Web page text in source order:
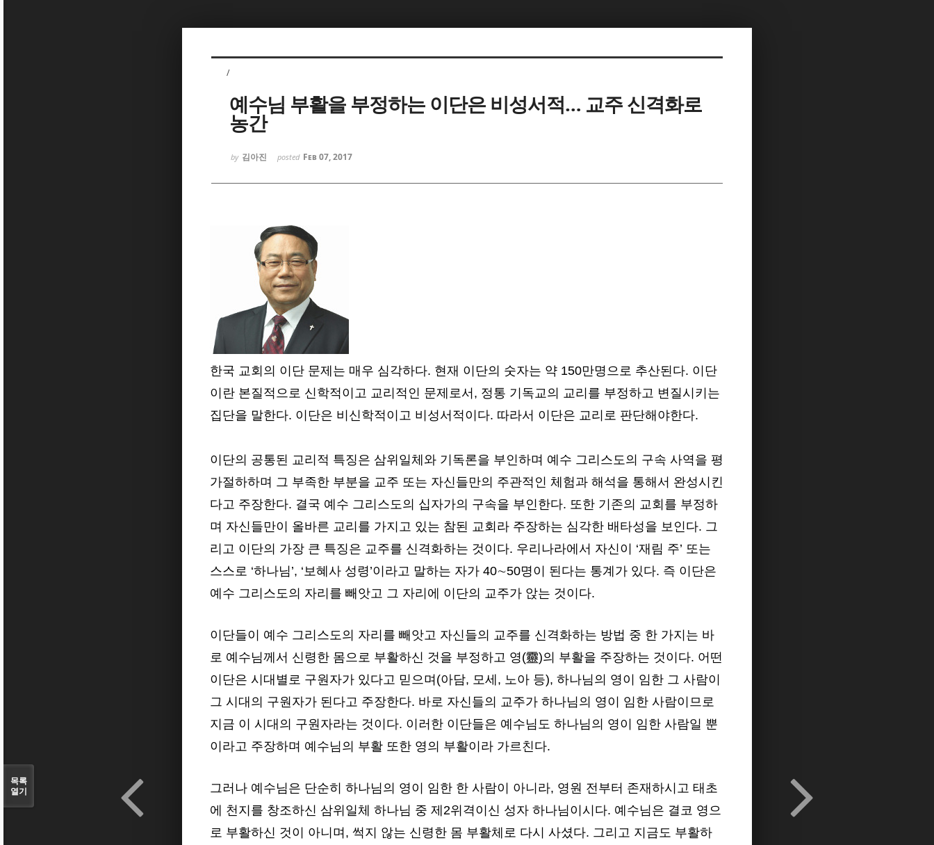
예수님 부활을 부정하는 이단은 비성서적… 교주 신격화로
농간
by 김아진 posted Feb 07, 2017
한국 교회의 이단 문제는 매우 심각하다. 현재 이단의 숫자는 약 150만명으로 추산된다. 이단
이란 본질적으로 신학적이고 교리적인 문제로서, 정통 기독교의 교리를 부정하고 변질시키는
집단을 말한다. 이단은 비신학적이고 비성서적이다. 따라서 이단은 교리로 판단해야한다.
이단의 공통된 교리적 특징은 삼위일체와 기독론을 부인하며 예수 그리스도의 구속 사역을 평
가절하하며 그 부족한 부분을 교주 또는 자신들만의 주관적인 체험과 해석을 통해서 완성시킨
다고 주장한다. 결국 예수 그리스도의 십자가의 구속을 부인한다. 또한 기존의 교회를 부정하
며 자신들만이 올바른 교리를 가지고 있는 참된 교회라 주장하는 심각한 배타성을 보인다. 그
리고 이단의 가장 큰 특징은 교주를 신격화하는 것이다. 우리나라에서 자신이 ‘재림 주’ 또는
스스로 ‘하나님’, ‘보혜사 성령’이라고 말하는 자가 40∼50명이 된다는 통계가 있다. 즉 이단은
예수 그리스도의 자리를 빼앗고 그 자리에 이단의 교주가 앉는 것이다.
이단들이 예수 그리스도의 자리를 빼앗고 자신들의 교주를 신격화하는 방법 중 한 가지는 바
로 예수님께서 신령한 몸으로 부활하신 것을 부정하고 영(靈)의 부활을 주장하는 것이다. 어떤
이단은 시대별로 구원자가 있다고 믿으며(아담, 모세, 노아 등), 하나님의 영이 임한 그 사람이
그 시대의 구원자가 된다고 주장한다. 바로 자신들의 교주가 하나님의 영이 임한 사람이므로
지금 이 시대의 구원자라는 것이다. 이러한 이단들은 예수님도 하나님의 영이 임한 사람일 뿐
이라고 주장하며 예수님의 부활 또한 영의 부활이라 가르친다.
그러나 예수님은 단순히 하나님의 영이 임한 한 사람이 아니라, 영원 전부터 존재하시고 태초
에 천지를 창조하신 삼위일체 하나님 중 제2위격이신 성자 하나님이시다. 예수님은 결코 영으
로 부활하신 것이 아니며, 썩지 않는 신령한 몸 부활체로 다시 사셨다. 그리고 지금도 부활하
목록
열기
Sketchbook5, 스케치북5